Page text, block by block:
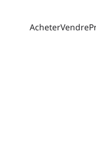
AcheterVendre